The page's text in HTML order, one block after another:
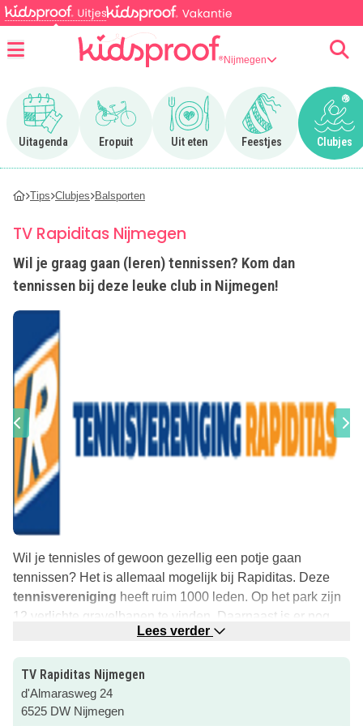
Nijmegen
Uitagenda
Ga naar Uitagenda
Eropuit
Ga naar Eropuit
Uit eten
Ga naar Uit eten
Feestjes
Ga naar Feestjes
Clubjes
Ga
Tips Clubjes Balsporten
TV Rapiditas Nijmegen
Wil je graag gaan (leren) tennissen? Kom dan
tennissen bij deze leuke club in Nijmegen!
Wil je tennisles of gewoon gezellig een potje gaan
tennissen? Het is allemaal mogelijk bij Rapiditas. Deze
tennisvereniging heeft ruim 1000 leden. Op het park zijn
12 verlichte gravelbanen te vinden. Daarnaast is er nog
een gezellig clubhuis en zijn er verschillende
kleedkamers.
De tennislessen zijn te volgen voor kinderen
Ook voor kinderen in een rolstoel kent deze vereniging
Lees verder
TV Rapiditas Nijmegen
d'Almarasweg 24
6525 DW Nijmegen